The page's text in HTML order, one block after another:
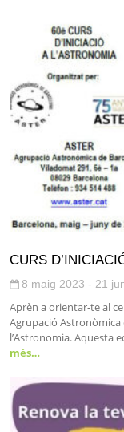
CURS
8 maig 2023 - 21
Aprèn a orientar-te al
Agrupació Astronòmica
l’Astronomia. Aquesta
més…